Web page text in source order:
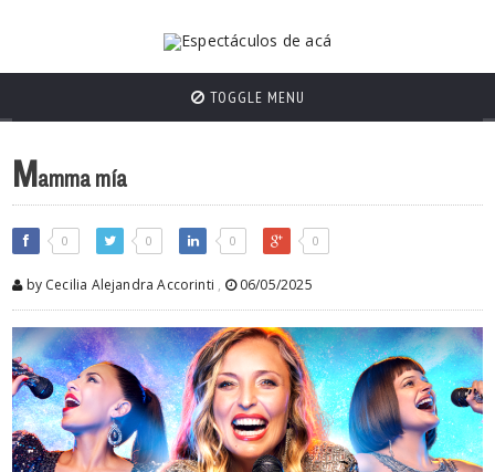
TOGGLE MENU
Mamma mía
0 0 0 0
by Cecilia Alejandra Accorinti , 06/05/2025